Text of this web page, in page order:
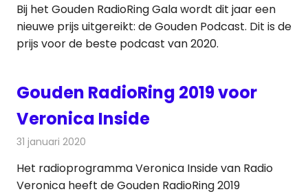
Bij het Gouden RadioRing Gala wordt dit jaar een
nieuwe prijs uitgereikt: de Gouden Podcast. Dit is de
prijs voor de beste podcast van 2020.
Gouden RadioRing 2019 voor
Veronica Inside
31 januari 2020
Het radioprogramma Veronica Inside van Radio
Veronica heeft de Gouden RadioRing 2019